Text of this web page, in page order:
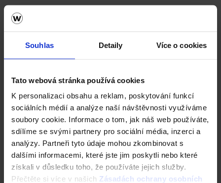
Souhlas Detaily Více o cookies
Tato webová stránka používá cookies
K personalizaci obsahu a reklam, poskytování funkcí
sociálních médií a analýze naší návštěvnosti využíváme
soubory cookie. Informace o tom, jak náš web používáte,
sdílíme se svými partnery pro sociální média, inzerci a
analýzy. Partneři tyto údaje mohou zkombinovat s
dalšími informacemi, které jste jim poskytli nebo které
získali v důsledku toho, že používáte jejich služby.
Přečtěte si více v našich Zásadách ochrany osobních
Střecha Tondach
Ceník Tondach
Kalkulace střešní krytiny